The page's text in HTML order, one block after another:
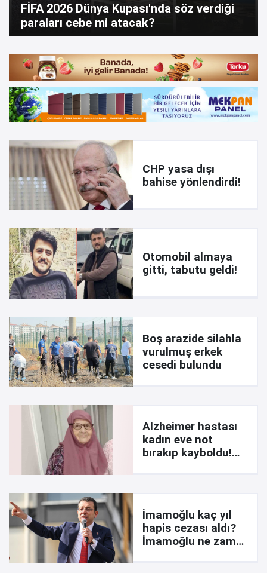
FİFA 2026 Dünya Kupası'nda söz verdiği
paraları cebe mi atacak?
CHP yasa dışı
bahise yönlendirdi!
Otomobil almaya
gitti, tabutu geldi!
Boş arazide silahla
vurulmuş erkek
cesedi bulundu
Alzheimer hastası
kadın eve not
bırakıp kayboldu!
İmamoğlu kaç yıl
hapis cezası aldı?
İmamoğlu ne zaman